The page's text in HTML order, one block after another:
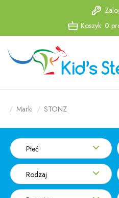
do menu
głównego
do
menu w
stopce
Koszyk: 0
Marki STONZ
Płeć
Rodzaj